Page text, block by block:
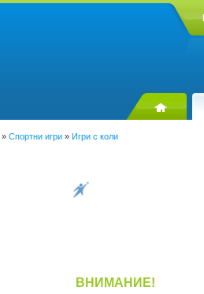
» Спортни игри » Игри с коли
ВНИМАНИЕ!